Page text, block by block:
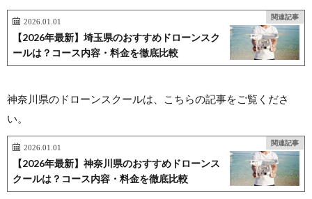
関連記事
2026.01.01
【2026年最新】埼玉県のおすすめドローンスク
ールは？コース内容・料金を徹底比較
神奈川県のドローンスクールは、こちらの記事をご覧くださ
い。
関連記事
2026.01.01
【2026年最新】神奈川県のおすすめドローンス
クールは？コース内容・料金を徹底比較